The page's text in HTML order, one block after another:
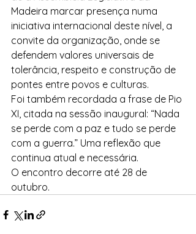
Madeira marcar presença numa
iniciativa internacional deste nível, a
convite da organização, onde se
defendem valores universais de
tolerância, respeito e construção de
pontes entre povos e culturas.
Foi também recordada a frase de Pio
XI, citada na sessão inaugural: “Nada
se perde com a paz e tudo se perde
com a guerra.” Uma reflexão que
continua atual e necessária.
O encontro decorre até 28 de
outubro.